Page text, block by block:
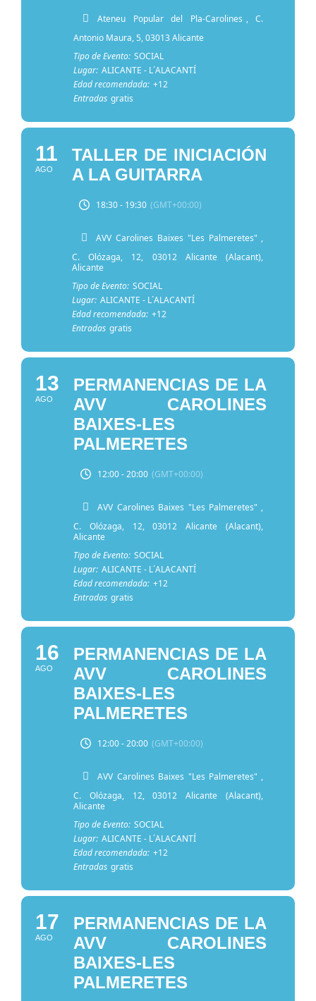
Ateneu Popular del Pla-Carolines , C.
Antonio Maura, 5, 03013 Alicante
Tipo de Evento: SOCIAL
Lugar: ALICANTE - L´ALACANTÍ
Edad recomendada: +12
Entradas gratis
11
AGO
TALLER DE INICIACIÓN
A LA GUITARRA
18:30 - 19:30 (GMT+00:00)
AVV Carolines Baixes "Les Palmeretes" ,
C. Olózaga, 12, 03012 Alicante (Alacant),
Alicante
Tipo de Evento: SOCIAL
Lugar: ALICANTE - L´ALACANTÍ
Edad recomendada: +12
Entradas gratis
13
AGO
PERMANENCIAS DE LA
AVV CAROLINES
BAIXES-LES
PALMERETES
12:00 - 20:00 (GMT+00:00)
AVV Carolines Baixes "Les Palmeretes" ,
C. Olózaga, 12, 03012 Alicante (Alacant),
Alicante
Tipo de Evento: SOCIAL
Lugar: ALICANTE - L´ALACANTÍ
Edad recomendada: +12
Entradas gratis
16
AGO
PERMANENCIAS DE LA
AVV CAROLINES
BAIXES-LES
PALMERETES
12:00 - 20:00 (GMT+00:00)
AVV Carolines Baixes "Les Palmeretes" ,
C. Olózaga, 12, 03012 Alicante (Alacant),
Alicante
Tipo de Evento: SOCIAL
Lugar: ALICANTE - L´ALACANTÍ
Edad recomendada: +12
Entradas gratis
17
AGO
PERMANENCIAS DE LA
AVV CAROLINES
BAIXES-LES
PALMERETES